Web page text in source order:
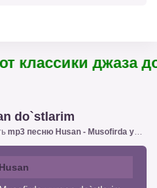
классики джаза до
do`stlarim
mp3 песню Husan - Musofirda yurgan do`stlarim
Husan